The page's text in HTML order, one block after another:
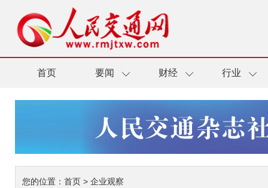
首页 要闻 财经 行业
您的位置： 首页 > 企业观察